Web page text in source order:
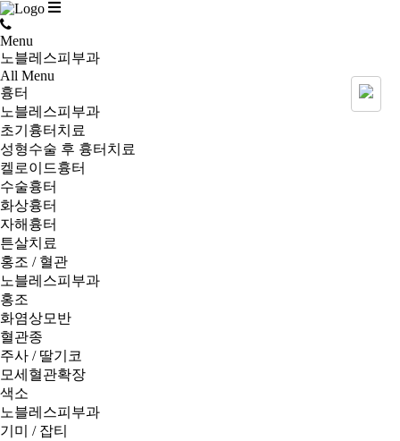
Menu
노블레스피부과
All Menu
흉터
노블레스피부과
초기흉터치료
성형수술 후 흉터치료
켈로이드흉터
수술흉터
화상흉터
자해흉터
튼살치료
홍조 / 혈관
노블레스피부과
홍조
화염상모반
혈관종
주사 / 딸기코
모세혈관확장
색소
노블레스피부과
기미 / 잡티